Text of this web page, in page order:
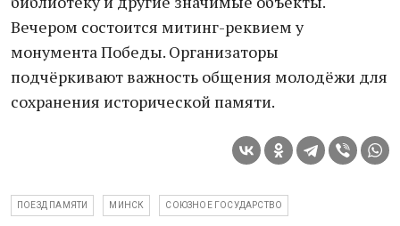
Вечером состоится митинг-реквием у
монумента Победы. Организаторы
подчёркивают важность общения молодёжи для
сохранения исторической памяти.
ПОЕЗД ПАМЯТИ МИНСК СОЮЗНОЕ ГОСУДАРСТВО